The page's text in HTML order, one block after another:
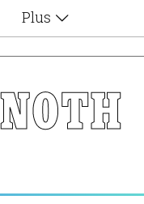
Plus
Αφιερώματα
Ζώδια
Απώλειες